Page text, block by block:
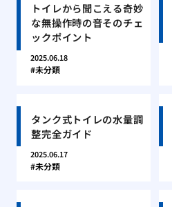
トイレから聞こえる奇妙
な無操作時の音そのチェ
ックポイント
2025.06.18
未分類
タンク式トイレの水量調
整完全ガイド
2025.06.17
未分類